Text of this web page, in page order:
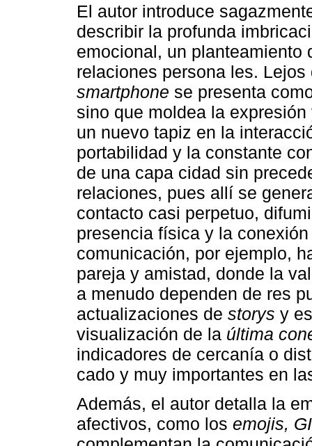
El autor introduce
describir la profunda
emocional, un planteamiento
relaciones persona les.
smartphone se presenta
sino que moldea la
un nuevo tapiz en la
portabilidad y la constante
de una capa cidad sin
relaciones, pues allí se
contacto casi perpetuo,
presencia física y la
comunicación, por ejemplo,
pareja y amistad, donde la
a menudo dependen de res
actualizaciones de storys y
visualización de la última
indicadores de cercanía o
cado y muy importantes en
Además, el autor detalla la
afectivos, como los emojis,